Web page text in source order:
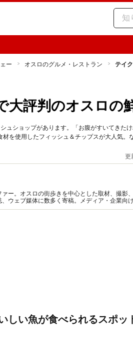
ー オスロのグルメ・レストラン テイ
大評判のオスロの
ュショップがあります。「お腹がすいてきた
を使用したフィッシュ＆チップスが大人気。
更
ー。オスロの街歩きを中心とした取材、撮影
ウェブ媒体に数多く寄稿。メディア・企業向
幅広く活動。
しい魚が食べられるスポッ